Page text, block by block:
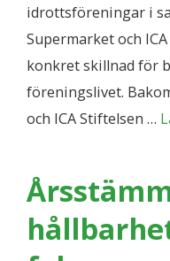
idrottsföreningar i
Supermarket och
konkret skillnad för
föreningslivet.
och ICA Stiftelsen …